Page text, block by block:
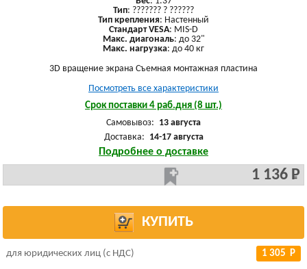
Тип: ??????? ? ??????
Тип крепления: Настенный
Стандарт VESA: MIS-D
Макс. диагональ: до 32"
Макс. нагрузка: до 40 кг
3D вращение экрана Съемная монтажная пластина
Посмотреть все характеристики
Срок поставки 4 раб.дня (8 шт.)
Самовывоз: 13 августа
Доставка: 14-17 августа
Подробнее о доставке
1 136 Р
КУПИТЬ
для юридических лиц (с НДС) 1 305 Р